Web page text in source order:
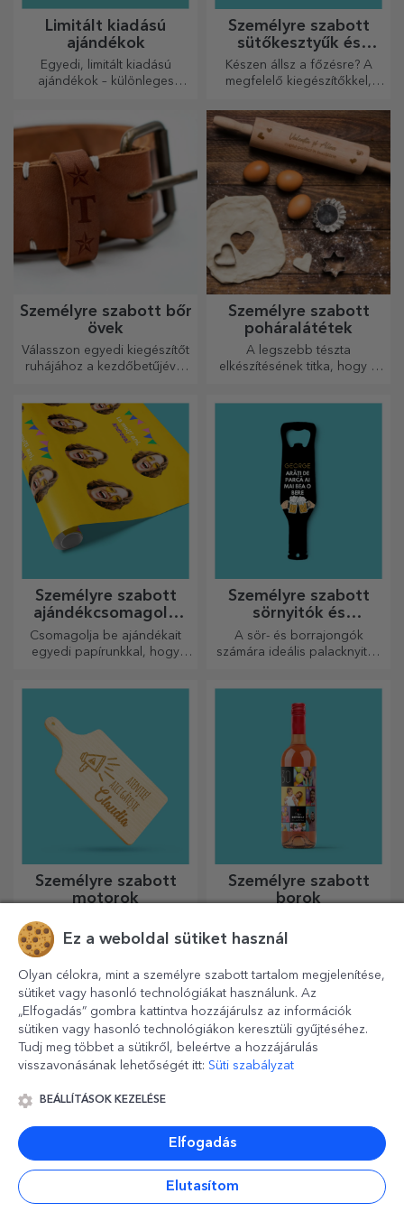
Limitált kiadású
ajándékok
Egyedi, limitált kiadású
ajándékok – különleges
Személyre szabott
sütőkesztyűk és
konyhai kiegészítők
Készen állsz a főzésre? A
megfelelő kiegészítőkkel,
edényfogókkal könnyebbé
válik a konyhában végzett
munkád.
Személyre szabott bőr
övek
Válasszon egyedi kiegészítőt
ruhájához a kezdőbetűjével
stílust kölcsönöznek!
Személyre szabott
poháralátétek
A legszebb tészta
elkészítésének titka, hogy a
Személyre szabott
ajándékcsomagoló
papír
Csomagolja be ajándékait
egyedi papírunkkal, hogy
Személyre szabott
sörnyitók és
dugóhúzók
A sör- és borrajongók
számára ideális palacknyitók
személyre szabják őket.
Személyre szabott
motorok
kialakítású, gravírozott
vágódeszkák tökéletesek a
konyhában elkészített
legfinomabb ételekhez.
Személyre szabott
borok
ajándék. Válasszon egy
át a címzett nevével ellátva.
Személyre szabott
ültethető ceruzák
Egy ajándék, amely virágzik
Személyre szabott
Készítsen egy kis fotóalbumot
Ez a weboldal sütiket használ
Olyan célokra, mint a személyre szabott tartalom megjelenítése,
sütiket vagy hasonló technológiákat használunk. Az
„Elfogadás” gombra kattintva hozzájárulsz az információk
sütiken vagy hasonló technológiákon keresztüli gyűjtéséhez.
Tudj meg többet a sütikről, beleértve a hozzájárulás
visszavonásának lehetőségét itt: Süti szabályzat
BEÁLLÍTÁSOK KEZELÉSE
Elfogadás
Elutasítom